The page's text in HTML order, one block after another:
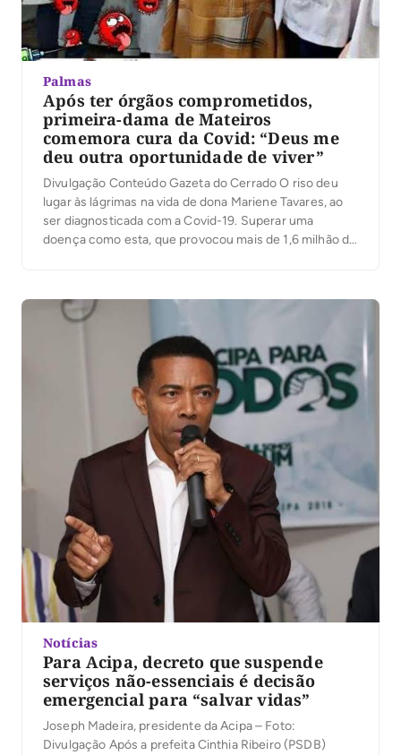
Palmas
Após ter órgãos comprometidos,
primeira-dama de Mateiros
comemora cura da Covid: “Deus me
deu outra oportunidade de viver”
Divulgação Conteúdo Gazeta do Cerrado O riso deu
lugar às lágrimas na vida de dona Mariene Tavares, ao
ser diagnosticada com a Covid-19. Superar uma
doença como esta, que provocou mais de 1,6 milhão de
área Social e de Educação […]
Notícias
Para Acipa, decreto que suspende
serviços não-essenciais é decisão
emergencial para “salvar vidas”
Joseph Madeira, presidente da Acipa – Foto:
Divulgação Após a prefeita Cinthia Ribeiro (PSDB)